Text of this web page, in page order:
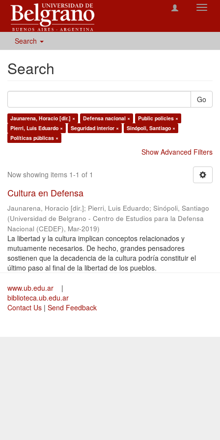
Search
Search
Go
Jaunarena, Horacio [dir.] × Defensa nacional ×
Public policies ×
Pierri, Luis Eduardo ×
Seguridad interior ×
Sinópoli, Santiago ×
Políticas públicas ×
Show Advanced Filters
Now showing items 1-1 of 1
Cultura en Defensa
Jaunarena, Horacio [dir.]; Pierri, Luis Eduardo; Sinópoli, Santiago
(Universidad de Belgrano - Centro de Estudios para la Defensa
Nacional (CEDEF), Mar-2019)
La libertad y la cultura implican conceptos relacionados y
mutuamente necesarios. De hecho, grandes pensadores
sostienen que la decadencia de la cultura podría constituir el
último paso al final de la libertad de los pueblos.
www.ub.edu.ar
|
biblioteca.ub.edu.ar
Contact Us | Send Feedback